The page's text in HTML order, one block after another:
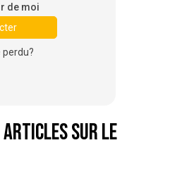
de moi
perdu?
articles sur le